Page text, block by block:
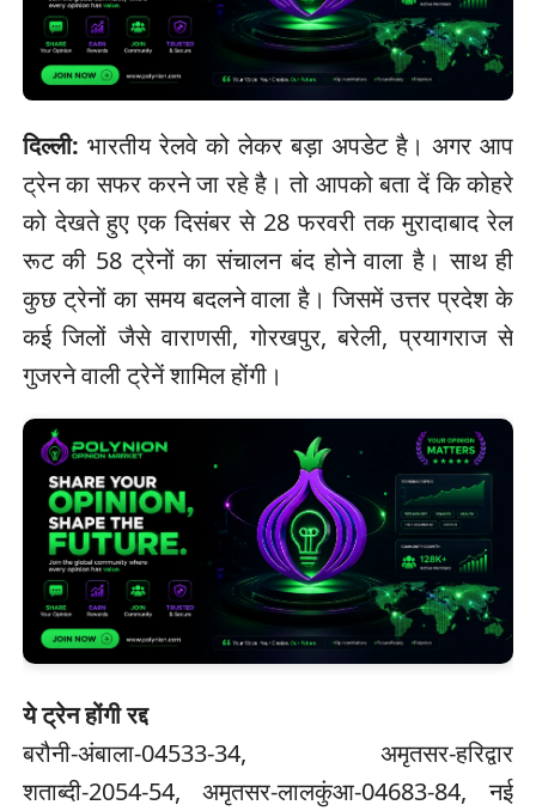
दिल्ली: भारतीय रेलवे को लेकर बड़ा अपडेट है। अगर आप
ट्रेन का सफर करने जा रहे है। तो आपको बता दें कि कोहरे
को देखते हुए एक दिसंबर से 28 फरवरी तक मुरादाबाद रेल
रूट की 58 ट्रेनों का संचालन बंद होने वाला है। साथ ही
कुछ ट्रेनों का समय बदलने वाला है। जिसमें उत्तर प्रदेश के
कई जिलों जैसे वाराणसी, गोरखपुर, बरेली, प्रयागराज से
गुजरने वाली ट्रेनें शामिल होंगी।
ये ट्रेन होंगी रद्द
बरौनी-अंबाला-04533-34, अमृतसर-हरिद्वार
शताब्दी-2054-54, अमृतसर-लालकुंआ-04683-84, नई